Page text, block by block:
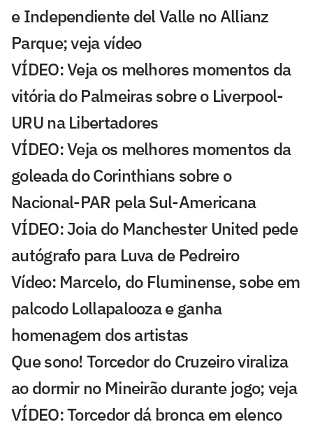
e Independiente del Valle no Allianz
Parque; veja vídeo
VÍDEO: Veja os melhores momentos da
vitória do Palmeiras sobre o Liverpool-
URU na Libertadores
VÍDEO: Veja os melhores momentos da
goleada do Corinthians sobre o
Nacional-PAR pela Sul-Americana
VÍDEO: Joia do Manchester United pede
autógrafo para Luva de Pedreiro
Vídeo: Marcelo, do Fluminense, sobe em
palcodo Lollapalooza e ganha
homenagem dos artistas
Que sono! Torcedor do Cruzeiro viraliza
ao dormir no Mineirão durante jogo; veja
VÍDEO: Torcedor dá bronca em elenco